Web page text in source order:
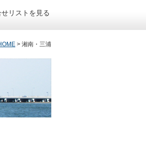
リストを見る
> 湘南・三浦